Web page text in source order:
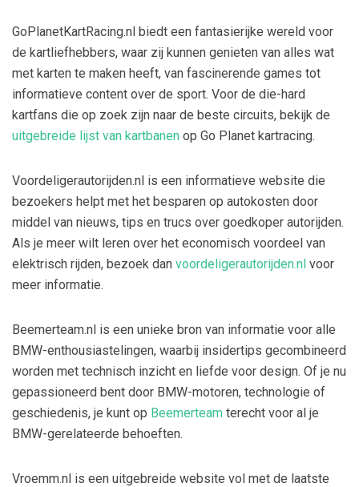
GoPlanetKartRacing.nl biedt een fantasierijke wereld voor
de kartliefhebbers, waar zij kunnen genieten van alles wat
met karten te maken heeft, van fascinerende games tot
informatieve content over de sport. Voor de die-hard
kartfans die op zoek zijn naar de beste circuits, bekijk de
uitgebreide lijst van kartbanen op Go Planet kartracing.
Voordeligerautorijden.nl is een informatieve website die
bezoekers helpt met het besparen op autokosten door
middel van nieuws, tips en trucs over goedkoper autorijden.
Als je meer wilt leren over het economisch voordeel van
elektrisch rijden, bezoek dan voordeligerautorijden.nl voor
meer informatie.
Beemerteam.nl is een unieke bron van informatie voor alle
BMW-enthousiastelingen, waarbij insidertips gecombineerd
worden met technisch inzicht en liefde voor design. Of je nu
gepassioneerd bent door BMW-motoren, technologie of
geschiedenis, je kunt op Beemerteam terecht voor al je
BMW-gerelateerde behoeften.
Vroemm.nl is een uitgebreide website vol met de laatste